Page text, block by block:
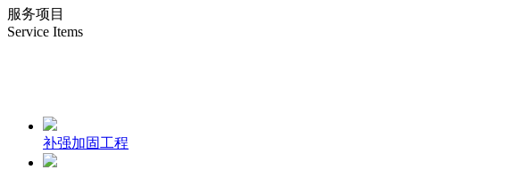
服务项目
Service Items
补强加固工程